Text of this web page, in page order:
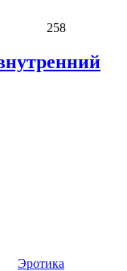
258
Эротика